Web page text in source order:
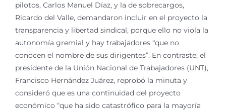
pilotos, Carlos Manuel Díaz, y la de sobrecargos,
Ricardo del Valle, demandaron incluir en el proyecto la
transparencia y libertad sindical, porque ello no viola la
autonomía gremial y hay trabajadores “que no
conocen el nombre de sus dirigentes”. En contraste, el
presidente de la Unión Nacional de Trabajadores (UNT),
Francisco Hernández Juárez, reprobó la minuta y
consideró que es una continuidad del proyecto
económico “que ha sido catastrófico para la mayoría